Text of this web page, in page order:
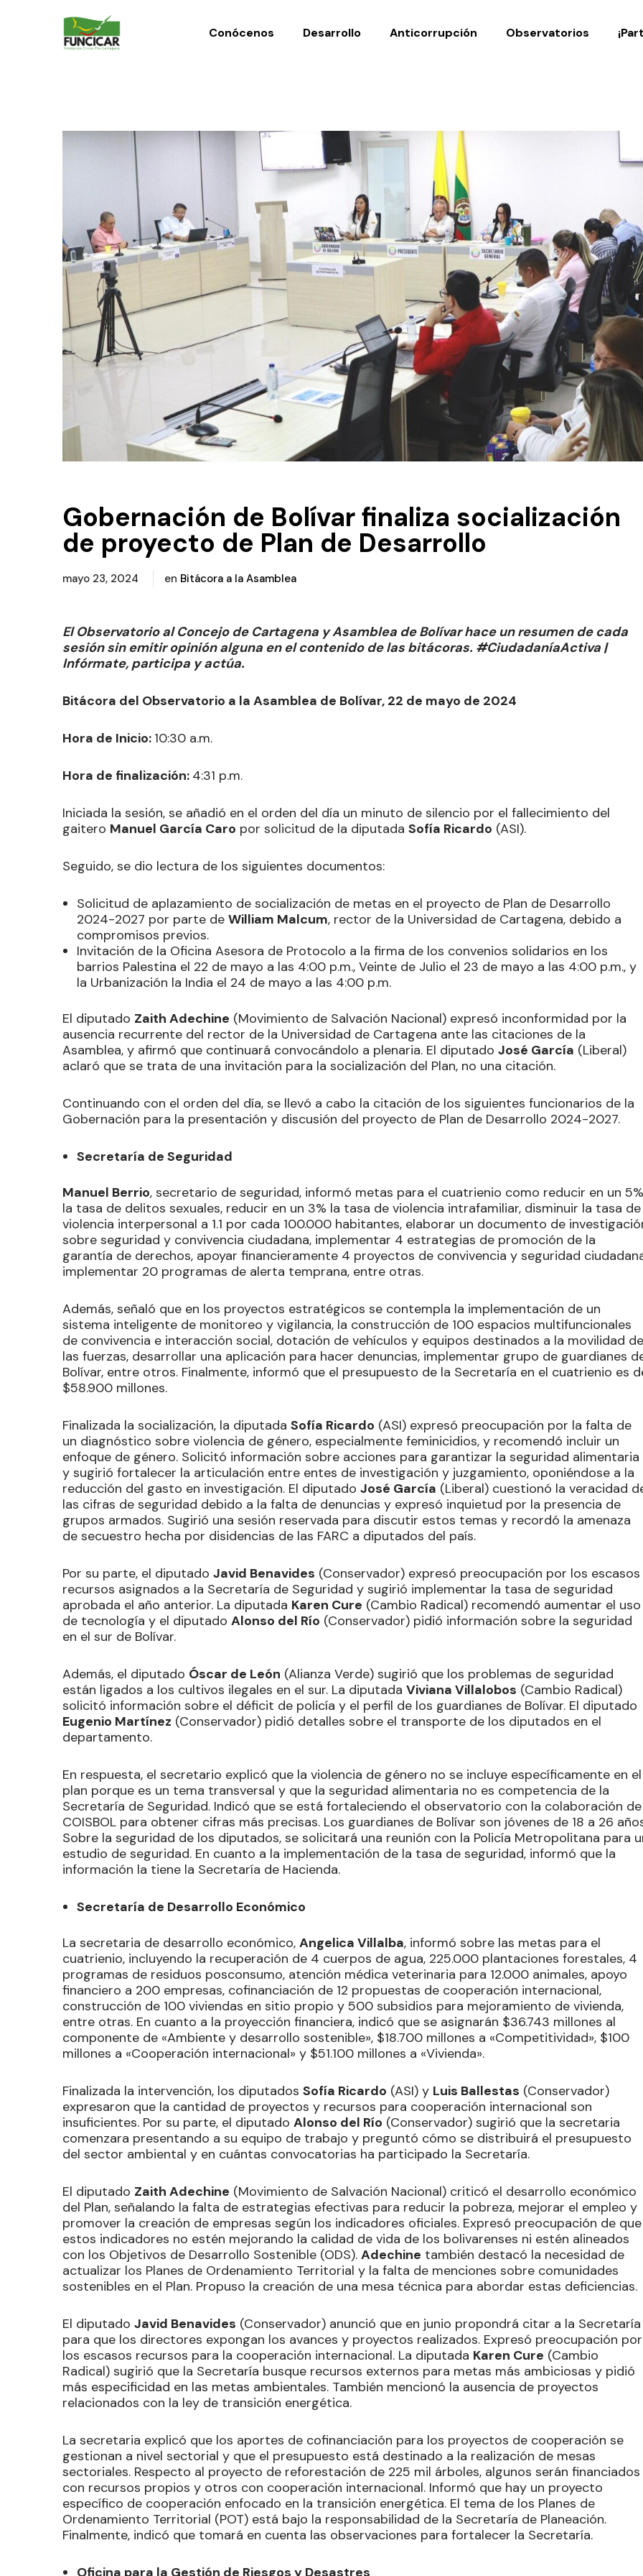
Conócenos Desarrollo Anticorrupción Observatorios
Gobernación de Bolívar finaliza socialización
de proyecto de Plan de Desarrollo
mayo 23, 2024 en Bitácora a la Asamblea
El Observatorio al Concejo de Cartagena y Asamblea de Bolívar hace un resumen de cada
sesión sin emitir opinión alguna en el contenido de las bitácoras. #CiudadaníaActiva |
Infórmate, participa y actúa.
Bitácora del Observatorio a la Asamblea de Bolívar, 22 de mayo de 2024
Hora de Inicio: 10:30 a.m.
Hora de finalización: 4:31 p.m.
Iniciada la sesión, se añadió en el orden del día un minuto de silencio por el fallecimiento del
gaitero Manuel García Caro por solicitud de la diputada Sofía Ricardo (ASI).
Seguido, se dio lectura de los siguientes documentos:
Solicitud de aplazamiento de socialización de metas en el proyecto de Plan de Desarrollo
2024-2027 por parte de William Malcum, rector de la Universidad de Cartagena, debido a
compromisos previos.
Invitación de la Oficina Asesora de Protocolo a la firma de los convenios solidarios en los
barrios Palestina el 22 de mayo a las 4:00 p.m., Veinte de Julio el 23 de mayo a las 4:00 p.m., y
la Urbanización la India el 24 de mayo a las 4:00 p.m.
El diputado Zaith Adechine (Movimiento de Salvación Nacional) expresó inconformidad por la
ausencia recurrente del rector de la Universidad de Cartagena ante las citaciones de la
Asamblea, y afirmó que continuará convocándolo a plenaria. El diputado José García (Liberal)
aclaró que se trata de una invitación para la socialización del Plan, no una citación.
Continuando con el orden del día, se llevó a cabo la citación de los siguientes funcionarios de la
Gobernación para la presentación y discusión del proyecto de Plan de Desarrollo 2024-2027.
Secretaría de Seguridad
Manuel Berrio, secretario de seguridad, informó metas para el cuatrienio como reducir en un 5%
la tasa de delitos sexuales, reducir en un 3% la tasa de violencia intrafamiliar, disminuir la tasa de
violencia interpersonal a 1.1 por cada 100.000 habitantes, elaborar un documento de
sobre seguridad y convivencia ciudadana, implementar 4 estrategias de promoción de la
garantía de derechos, apoyar financieramente 4 proyectos de convivencia y seguridad
implementar 20 programas de alerta temprana, entre otras.
Además, señaló que en los proyectos estratégicos se contempla la implementación de un
sistema inteligente de monitoreo y vigilancia, la construcción de 100 espacios multifuncionales
de convivencia e interacción social, dotación de vehículos y equipos destinados a la movilidad de
las fuerzas, desarrollar una aplicación para hacer denuncias, implementar grupo de guardianes
Bolívar, entre otros. Finalmente, informó que el presupuesto de la Secretaría en el cuatrienio es
$58.900 millones.
Finalizada la socialización, la diputada Sofía Ricardo (ASI) expresó preocupación por la falta de
un diagnóstico sobre violencia de género, especialmente feminicidios, y recomendó incluir un
enfoque de género. Solicitó información sobre acciones para garantizar la seguridad alimentaria
y sugirió fortalecer la articulación entre entes de investigación y juzgamiento, oponiéndose a la
reducción del gasto en investigación. El diputado José García (Liberal) cuestionó la veracidad
las cifras de seguridad debido a la falta de denuncias y expresó inquietud por la presencia de
grupos armados. Sugirió una sesión reservada para discutir estos temas y recordó la amenaza
de secuestro hecha por disidencias de las FARC a diputados del país.
Por su parte, el diputado Javid Benavides (Conservador) expresó preocupación por los escasos
recursos asignados a la Secretaría de Seguridad y sugirió implementar la tasa de seguridad
aprobada el año anterior. La diputada Karen Cure (Cambio Radical) recomendó aumentar el uso
de tecnología y el diputado Alonso del Río (Conservador) pidió información sobre la seguridad
en el sur de Bolívar.
Además, el diputado Óscar de León (Alianza Verde) sugirió que los problemas de seguridad
están ligados a los cultivos ilegales en el sur. La diputada Viviana Villalobos (Cambio Radical)
solicitó información sobre el déficit de policía y el perfil de los guardianes de Bolívar. El diputado
Eugenio Martínez (Conservador) pidió detalles sobre el transporte de los diputados en el
departamento.
En respuesta, el secretario explicó que la violencia de género no se incluye específicamente en el
plan porque es un tema transversal y que la seguridad alimentaria no es competencia de la
Secretaría de Seguridad. Indicó que se está fortaleciendo el observatorio con la colaboración de
COISBOL para obtener cifras más precisas. Los guardianes de Bolívar son jóvenes de 18 a 26
Sobre la seguridad de los diputados, se solicitará una reunión con la Policía Metropolitana para
estudio de seguridad. En cuanto a la implementación de la tasa de seguridad, informó que la
información la tiene la Secretaría de Hacienda.
Secretaría de Desarrollo Económico
La secretaria de desarrollo económico, Angelica Villalba, informó sobre las metas para el
cuatrienio, incluyendo la recuperación de 4 cuerpos de agua, 225.000 plantaciones forestales, 4
programas de residuos posconsumo, atención médica veterinaria para 12.000 animales, apoyo
financiero a 200 empresas, cofinanciación de 12 propuestas de cooperación internacional,
construcción de 100 viviendas en sitio propio y 500 subsidios para mejoramiento de vivienda,
entre otras. En cuanto a la proyección financiera, indicó que se asignarán $36.743 millones al
componente de «Ambiente y desarrollo sostenible», $18.700 millones a «Competitividad», $100
millones a «Cooperación internacional» y $51.100 millones a «Vivienda».
Finalizada la intervención, los diputados Sofía Ricardo (ASI) y Luis Ballestas (Conservador)
expresaron que la cantidad de proyectos y recursos para cooperación internacional son
insuficientes. Por su parte, el diputado Alonso del Río (Conservador) sugirió que la secretaria
comenzara presentando a su equipo de trabajo y preguntó cómo se distribuirá el presupuesto
del sector ambiental y en cuántas convocatorias ha participado la Secretaría.
El diputado Zaith Adechine (Movimiento de Salvación Nacional) criticó el desarrollo económico
del Plan, señalando la falta de estrategias efectivas para reducir la pobreza, mejorar el empleo y
promover la creación de empresas según los indicadores oficiales. Expresó preocupación de que
estos indicadores no estén mejorando la calidad de vida de los bolivarenses ni estén alineados
con los Objetivos de Desarrollo Sostenible (ODS). Adechine también destacó la necesidad de
actualizar los Planes de Ordenamiento Territorial y la falta de menciones sobre comunidades
sostenibles en el Plan. Propuso la creación de una mesa técnica para abordar estas deficiencias.
El diputado Javid Benavides (Conservador) anunció que en junio propondrá citar a la Secretaría
para que los directores expongan los avances y proyectos realizados. Expresó preocupación por
los escasos recursos para la cooperación internacional. La diputada Karen Cure (Cambio
Radical) sugirió que la Secretaría busque recursos externos para metas más ambiciosas y pidió
más especificidad en las metas ambientales. También mencionó la ausencia de proyectos
relacionados con la ley de transición energética.
La secretaria explicó que los aportes de cofinanciación para los proyectos de cooperación se
gestionan a nivel sectorial y que el presupuesto está destinado a la realización de mesas
sectoriales. Respecto al proyecto de reforestación de 225 mil árboles, algunos serán financiados
con recursos propios y otros con cooperación internacional. Informó que hay un proyecto
específico de cooperación enfocado en la transición energética. El tema de los Planes de
Ordenamiento Territorial (POT) está bajo la responsabilidad de la Secretaría de Planeación.
Finalmente, indicó que tomará en cuenta las observaciones para fortalecer la Secretaría.
Oficina para la Gestión de Riesgos y Desastres